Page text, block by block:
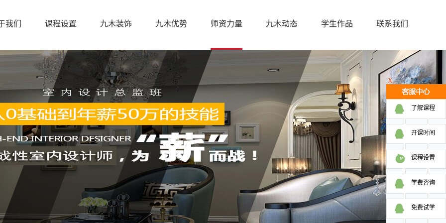
我们 课程设置 九木装饰 九木优势 师资力量 九木动态 学生作品 联系我们
X
了解课程
开课时间
课程设置
学费咨询
免费试学